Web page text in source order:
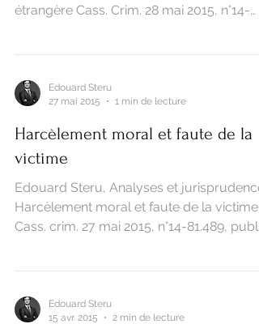
étrangère Cass. Crim. 28 mai 2015, n°14-
Edouard Steru
27 mai 2015
1 min de lecture
Harcèlement moral et faute de la
victime
Edouard Steru, Analyses et
Harcèlement moral et faute de la victime
Cass. crim. 27 mai 2015, n°14-81.489,
Edouard Steru
15 avr. 2015
2 min de lecture